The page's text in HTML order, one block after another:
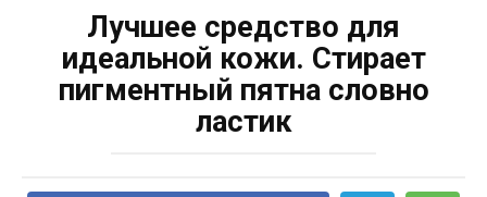
Лучшее средство для
идеальной кожи. Стирает
пигментный пятна словно
ластик